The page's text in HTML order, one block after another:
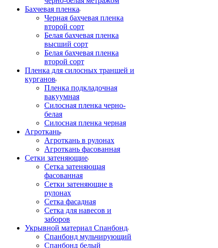
Бахчевая пленка
Черная бахчевая пленка
второй сорт
Белая бахчевая пленка
высший сорт
Белая бахчевая пленка
второй сорт
Пленка для силосных траншей и
курганов
Пленка подкладочная
вакуумная
Силосная пленка черно-
белая
Силосная пленка черная
Агроткань
Агроткань в рулонах
Агроткань фасованная
Сетки затеняющие
Сетка затеняющая
фасованная
Сетки затеняющие в
рулонах
Сетка фасадная
Сетка для навесов и
заборов
Укрывной материал Спанбонд
Спанбонд мульчирующий
Спанбонд белый